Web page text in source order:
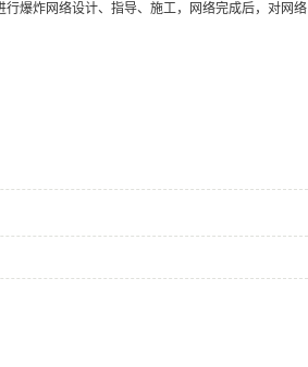
爆炸网络设计、指导、施工，网络完成后，对网络